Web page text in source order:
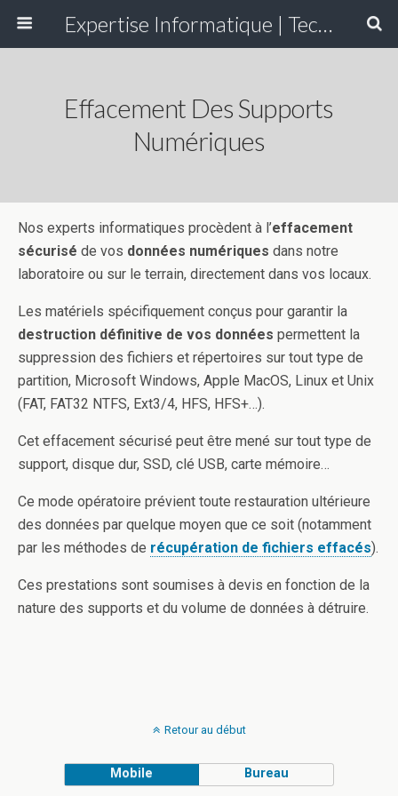
Expertise Informatique | Technapol
Effacement Des Supports
Numériques
Nos experts informatiques procèdent à l’effacement
sécurisé de vos données numériques dans notre
laboratoire ou sur le terrain, directement dans vos locaux.
Les matériels spécifiquement conçus pour garantir la
destruction définitive de vos données permettent la
suppression des fichiers et répertoires sur tout type de
partition, Microsoft Windows, Apple MacOS, Linux et Unix
(FAT, FAT32 NTFS, Ext3/4, HFS, HFS+…).
Cet effacement sécurisé peut être mené sur tout type de
support, disque dur, SSD, clé USB, carte mémoire…
Ce mode opératoire prévient toute restauration ultérieure
des données par quelque moyen que ce soit (notamment
par les méthodes de récupération de fichiers effacés).
Ces prestations sont soumises à devis en fonction de la
nature des supports et du volume de données à détruire.
Retour au début
Mobile Bureau